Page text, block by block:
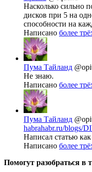
Насколько сильно
дисков при 5 на
способности на
Написано более
Пума Тайланд
Не знаю.
Написано более
Пума Тайланд
habrahabr.ru/blogs/
Написал статью
Написано более
Помогут разобраться в